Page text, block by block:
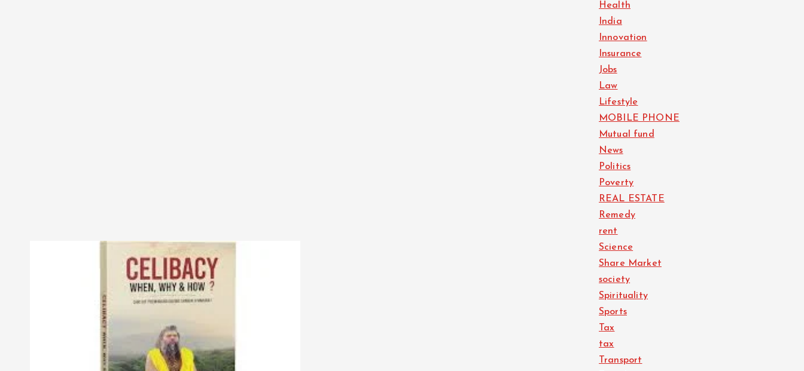
Health
India
Innovation
Insurance
Jobs
Law
Lifestyle
MOBILE PHONE
Mutual fund
News
Politics
Poverty
REAL ESTATE
Remedy
rent
Science
Share Market
society
Spirituality
Sports
Tax
tax
Transport